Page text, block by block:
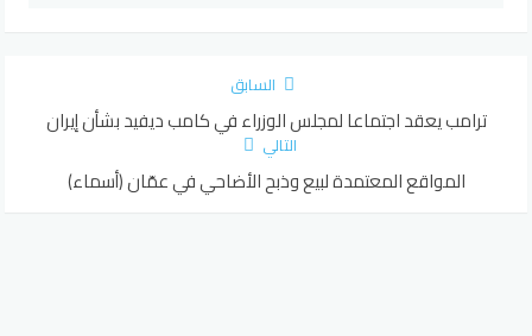
السابق
ترامب يعقد اجتماعا لمجلس الوزراء في كامب ديفيد بشأن إيران
التالي
المواقع المعتمدة لبيع وذبح الأضاحي في عمّان (أسماء)